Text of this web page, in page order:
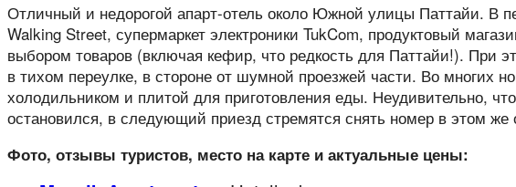
Отличный и недорогой апарт-отель около Южной улицы Паттайи. В
Walking Street, супермаркет электроники TukCom, продуктовый
выбором товаров (включая кефир, что редкость для Паттайи!). При
в тихом переулке, в стороне от шумной проезжей части. Во многих
холодильником и плитой для приготовления еды. Неудивительно,
остановился, в следующий приезд стремятся снять номер в этом же
Фото, отзывы туристов, место на карте и актуальные цены: